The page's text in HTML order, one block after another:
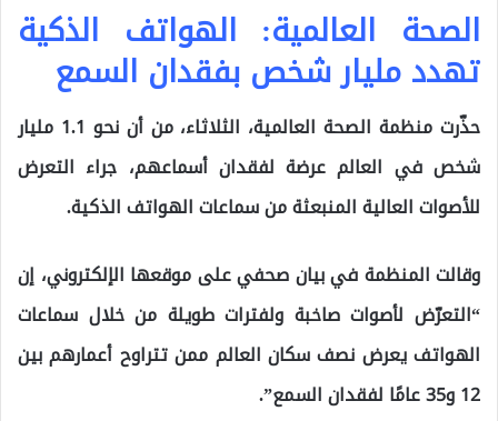
الصحة العالمية: الهواتف الذكية
تهدد مليار شخص بفقدان السمع
حذّرت منظمة الصحة العالمية، الثلاثاء، من أن نحو 1.1 مليار
شخص في العالم عرضة لفقدان أسماعهم، جراء التعرض
للأصوات العالية المنبعثة من سماعات الهواتف الذكية.
وقالت المنظمة في بيان صحفي على موقعها الإلكتروني، إن
“التعرّض لأصوات صاخبة ولفترات طويلة من خلال سماعات
الهواتف يعرض نصف سكان العالم ممن تتراوح أعمارهم بين
12 و35 عامًا لفقدان السمع”.